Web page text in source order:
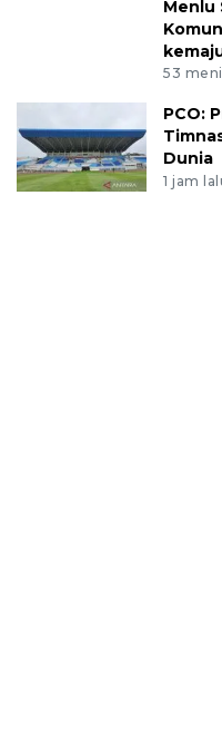
Menlu
53
PCO:
Dunia
1 jam